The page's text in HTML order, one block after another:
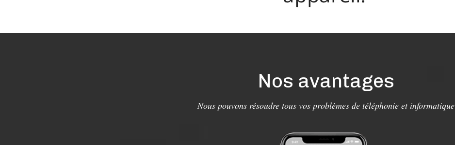
Nos avantages
Nous pouvons résoudre tous vos problèmes de téléphonie et informatique